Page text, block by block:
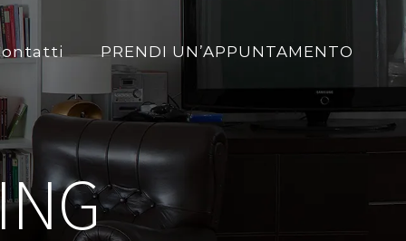
PRENDI UN’APPUNTAMENTO